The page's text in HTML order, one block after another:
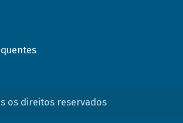
os direitos reservados